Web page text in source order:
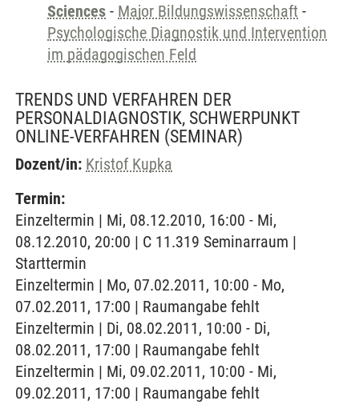
Sciences - Major Bildungswissenschaft -
Psychologische Diagnostik und Intervention
im pädagogischen Feld
TRENDS UND VERFAHREN DER
PERSONALDIAGNOSTIK, SCHWERPUNKT
ONLINE-VERFAHREN (SEMINAR)
Dozent/in: Kristof Kupka
Termin:
Einzeltermin | Mi, 08.12.2010, 16:00 - Mi,
08.12.2010, 20:00 | C 11.319 Seminarraum |
Starttermin
Einzeltermin | Mo, 07.02.2011, 10:00 - Mo,
07.02.2011, 17:00 | Raumangabe fehlt
Einzeltermin | Di, 08.02.2011, 10:00 - Di,
08.02.2011, 17:00 | Raumangabe fehlt
Einzeltermin | Mi, 09.02.2011, 10:00 - Mi,
09.02.2011, 17:00 | Raumangabe fehlt